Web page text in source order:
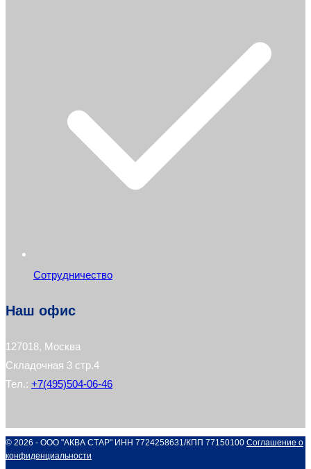
Сотрудничество
Наш офис
127018, Москва
Складочная 3 стр.4
Тел.: +7(495)504-06-46
© 2026 - ООО "АКВА СТАР" ИНН 7724258631/КПП 77150100 Соглашение о
конфиденциальности